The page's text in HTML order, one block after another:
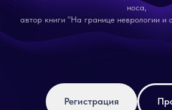
носа,
автор книги "На границе неврологии и
Регистрация